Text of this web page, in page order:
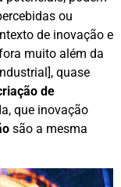
ou
de inovação e
muito além da
quase
de
que inovação
são a mesma